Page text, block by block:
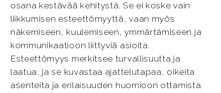
osana kestävää kehitystä. Se ei koske vain
liikkumisen esteettömyyttä, vaan myös
näkemiseen, kuulemiseen, ymmärtämiseen ja
kommunikaatioon liittyviä asioita.
Esteettömyys merkitsee turvallisuutta ja
laatua, ja se kuvastaa ajattelutapaa, oikeita
asenteita ja erilaisuuden huomioon ottamista.